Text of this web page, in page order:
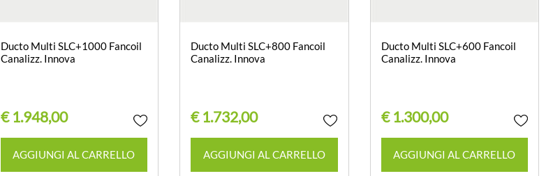
Ducto Multi SLC+1000 Fancoil
Canalizz. Innova
€ 1.948,00
AGGIUNGI AL CARRELLO
Ducto Multi SLC+800 Fancoil
Canalizz. Innova
€ 1.732,00
AGGIUNGI AL CARRELLO
Ducto Multi SLC+600 Fancoil
Canalizz. Innova
€ 1.300,00
AGGIUNGI AL CARRELLO